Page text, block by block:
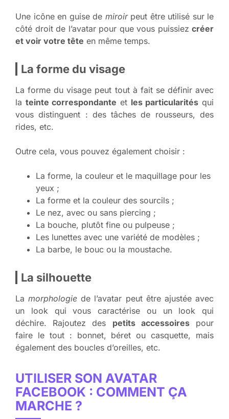
Une icône en guise de miroirpeut être utilisé sur le
côté droit de l’avatar pour que vous puissiez créer
et voir votre tête en même temps.
La forme du visage
La forme du visage peut tout à fait se définir avec
la teinte correspondante et les particularités qui
vous distinguent : des tâches de rousseurs, des
rides, etc.
Outre cela, vous pouvez également choisir :
La forme, la couleur et le maquillage pour les
yeux ;
La forme et la couleur des sourcils ;
Le nez, avec ou sans piercing ;
La bouche, plutôt fine ou pulpeuse ;
Les lunettes avec une variété de modèles ;
La barbe, le bouc ou la moustache.
La silhouette
Lamorphologiede l’avatar peut être ajustée avec
un look qui vous caractérise ou un look qui
déchire. Rajoutez des petits accessoirespour
faire le tout : bonnet, béret ou casquette, mais
également des boucles d’oreilles, etc.
UTILISER SON AVATAR
FACEBOOK : COMMENT ÇA
MARCHE ?